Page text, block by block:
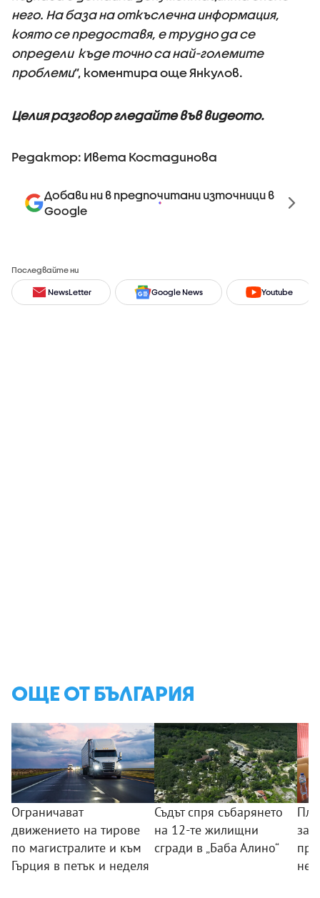
него. На база на откъслечна информация,
която се предоставя, е трудно да се
определи къде точно са най-големите
проблеми”, коментира още Янкулов.
Целия разговор гледайте във видеото.
Редактор: Ивета Костадинова
Добави ни в предпочитани източници в
Google
Последвайте ни
NewsLetter Google News Youtube
ОЩЕ ОТ БЪЛГАРИЯ
Ограничават
движението на тирове
по магистралите и към
Гърция в петък и неделя
Съдът спря събарянето
на 12-те жилищни
сгради в „Баба Алино“